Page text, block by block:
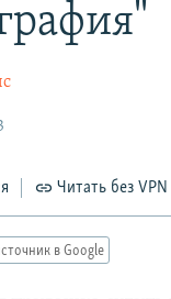
Читать без VPN
в Google